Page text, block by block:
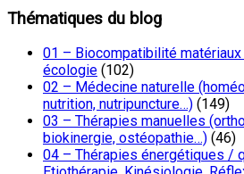
Thématiques du blog
01 – Biocompatibilité matériaux
écologie (102)
02 – Médecine naturelle
nutrition, nutripuncture…) (149)
03 – Thérapies manuelles
biokinergie, ostéopathie…) (46)
04 – Thérapies énergétiques /